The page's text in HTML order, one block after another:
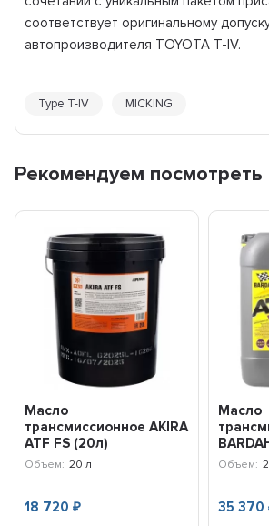
соответствует оригинальному
автопроизводителя TOYOTA T-IV.
Type T-IV MICKING
Рекомендуем посмотреть
Масло
трансмиссионное AKIRA
ATF FS (20л)
A00033245-020
Объем: 20 л
18 720₽
Масло
36598
Объем:
35 370